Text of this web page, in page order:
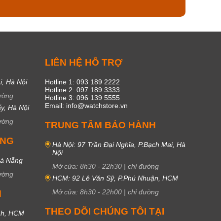
Hà Nội
Hà Nội
Nẵng
HCM
LIÊN HỆ HỖ TRỢ
Hotline 1: 093 189 2222
Hotline 2: 097 189 3333
Hotline 3: 096 139 5555
Email: info@watchstore.vn
TRUNG TÂM BẢO HÀNH
Hà Nội: 97 Trần Đại Nghĩa, P.Bạch Mai, Hà
Nội
Mở cửa: 8h30 - 22h30 | chỉ đường
HCM: 92 Lê Văn Sỹ, P.Phú Nhuận, HCM
Mở cửa: 8h30 - 22h00 | chỉ đường
THEO DÕI CHÚNG TÔI TẠI